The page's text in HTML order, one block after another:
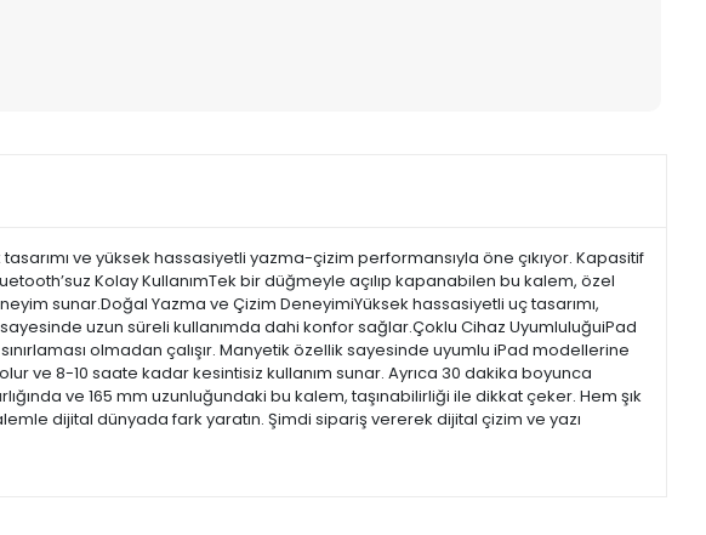
ve yüksek hassasiyetli yazma-çizim performansıyla öne çıkıyor. Kapasitif
Kolay KullanımTek bir düğmeyle açılıp kapanabilen bu kalem, özel
sunar.Doğal Yazma ve Çizim DeneyimiYüksek hassasiyetli uç tasarımı,
uzun süreli kullanımda dahi konfor sağlar.Çoklu Cihaz UyumluluğuiPad
olmadan çalışır. Manyetik özellik sayesinde uyumlu iPad modellerine
ve 8-10 saate kadar kesintisiz kullanım sunar. Ayrıca 30 dakika boyunca
ve 165 mm uzunluğundaki bu kalem, taşınabilirliği ile dikkat çeker. Hem şık
dijital dünyada fark yaratın. Şimdi sipariş vererek dijital çizim ve yazı